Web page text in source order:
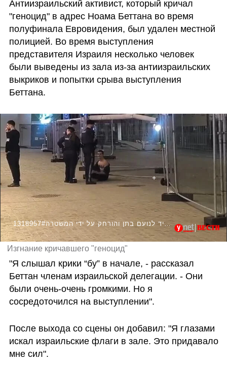
Антиизраильский активист, который кричал
"геноцид" в адрес Ноама Беттана во время
полуфинала Евровидения, был удален местной
полицией. Во время выступления
представителя Израиля несколько человек
были выведены из зала из-за антиизраильских
выкриков и попытки срыва выступления
Беттана.
1318957#צעק ג׳נוסייד לנועם בתן והורחק על ידי המשטרה
Изгнание кричавшего "геноцид"
"Я слышал крики “бу” в начале, - рассказал
Беттан членам израильской делегации. - Они
были очень-очень громкими. Но я
сосредоточился на выступлении".
После выхода со сцены он добавил: "Я глазами
искал израильские флаги в зале. Это придавало
мне сил".